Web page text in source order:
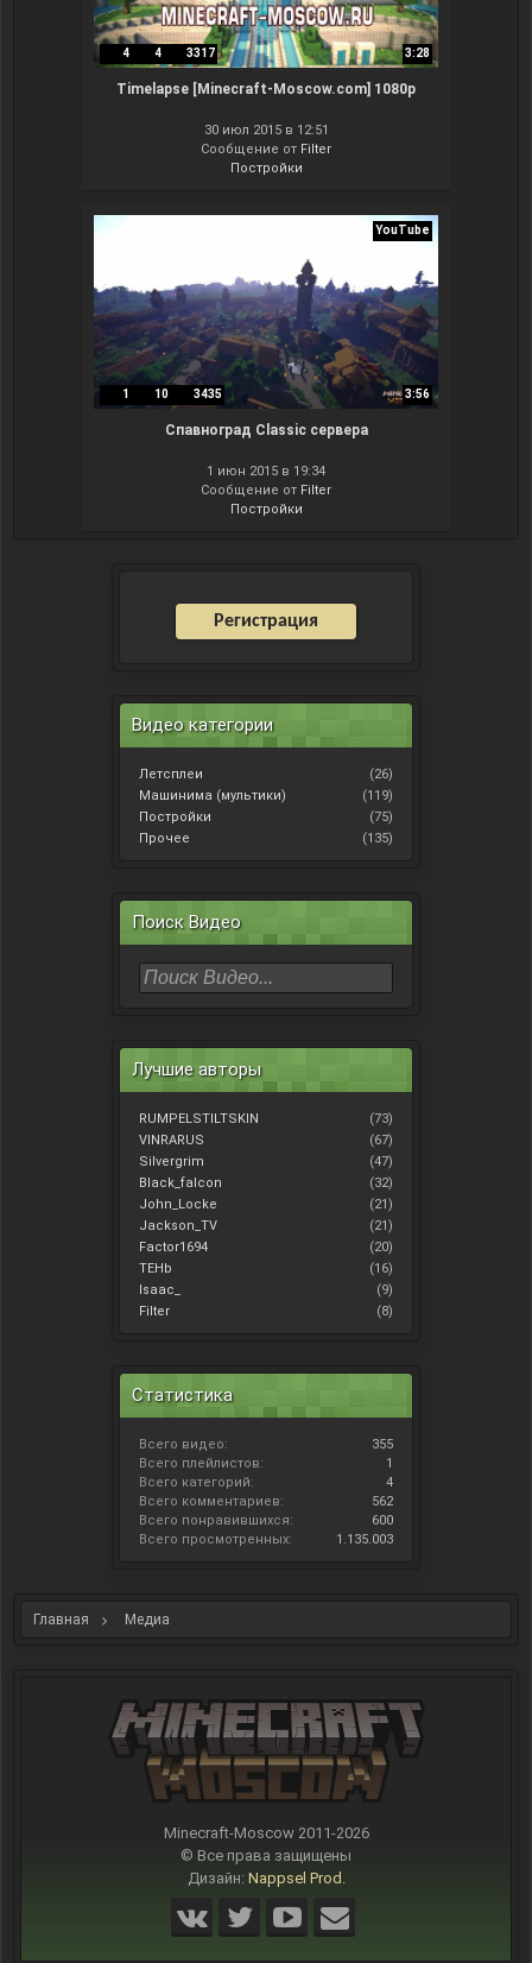
4 4 3317 3:28
Timelapse [Minecraft-Moscow.com] 1080p
30 июл 2015 в 12:51
Сообщение от Filter
Постройки
YouTube
1 10 3435 3:56
Спавноград Classic сервера
1 июн 2015 в 19:34
Сообщение от Filter
Постройки
Регистрация
Видео категории
Летсплеи
(26)
Машинима (мультики)
(119)
Постройки
(75)
Прочее
(135)
Поиск Видео
Лучшие авторы
RUMPELSTILTSKIN
(73)
VINRARUS
(67)
Silvergrim
(47)
Black_falcon
(32)
John_Locke
(21)
Jackson_TV
(21)
Factor1694
(20)
TEHb
(16)
Isaac_
(9)
Filter
(8)
Статистика
Всего видео:
355
Всего плейлистов:
1
Всего категорий:
4
Всего комментариев:
562
Всего понравившихся:
600
Всего просмотренных:
1.135.003
Главная Медиа
Minecraft-Moscow 2011-2026
© Все права защищены
Дизайн: Nappsel Prod.